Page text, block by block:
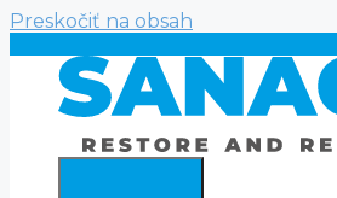
Preskočiť na obsah